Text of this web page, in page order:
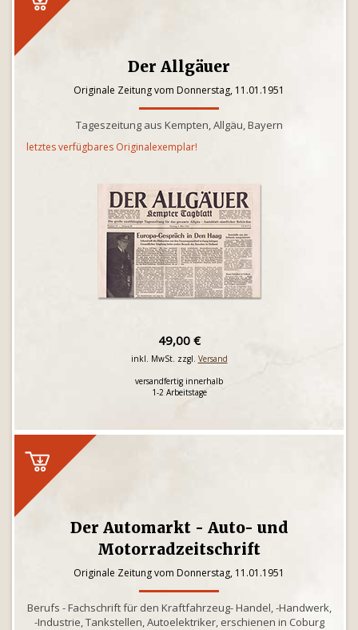
Der Allgäuer
Originale Zeitung vom Donnerstag, 11.01.1951
Tageszeitung aus Kempten, Allgäu, Bayern
letztes verfügbares Originalexemplar!
49,00 €
inkl. MwSt. zzgl. Versand
versandfertig innerhalb
1-2 Arbeitstage
Der Automarkt - Auto- und
Motorradzeitschrift
Originale Zeitung vom Donnerstag, 11.01.1951
Berufs - Fachschrift für den Kraftfahrzeug- Handel, -Handwerk,
-Industrie, Tankstellen, Autoelektriker, erschienen in Coburg